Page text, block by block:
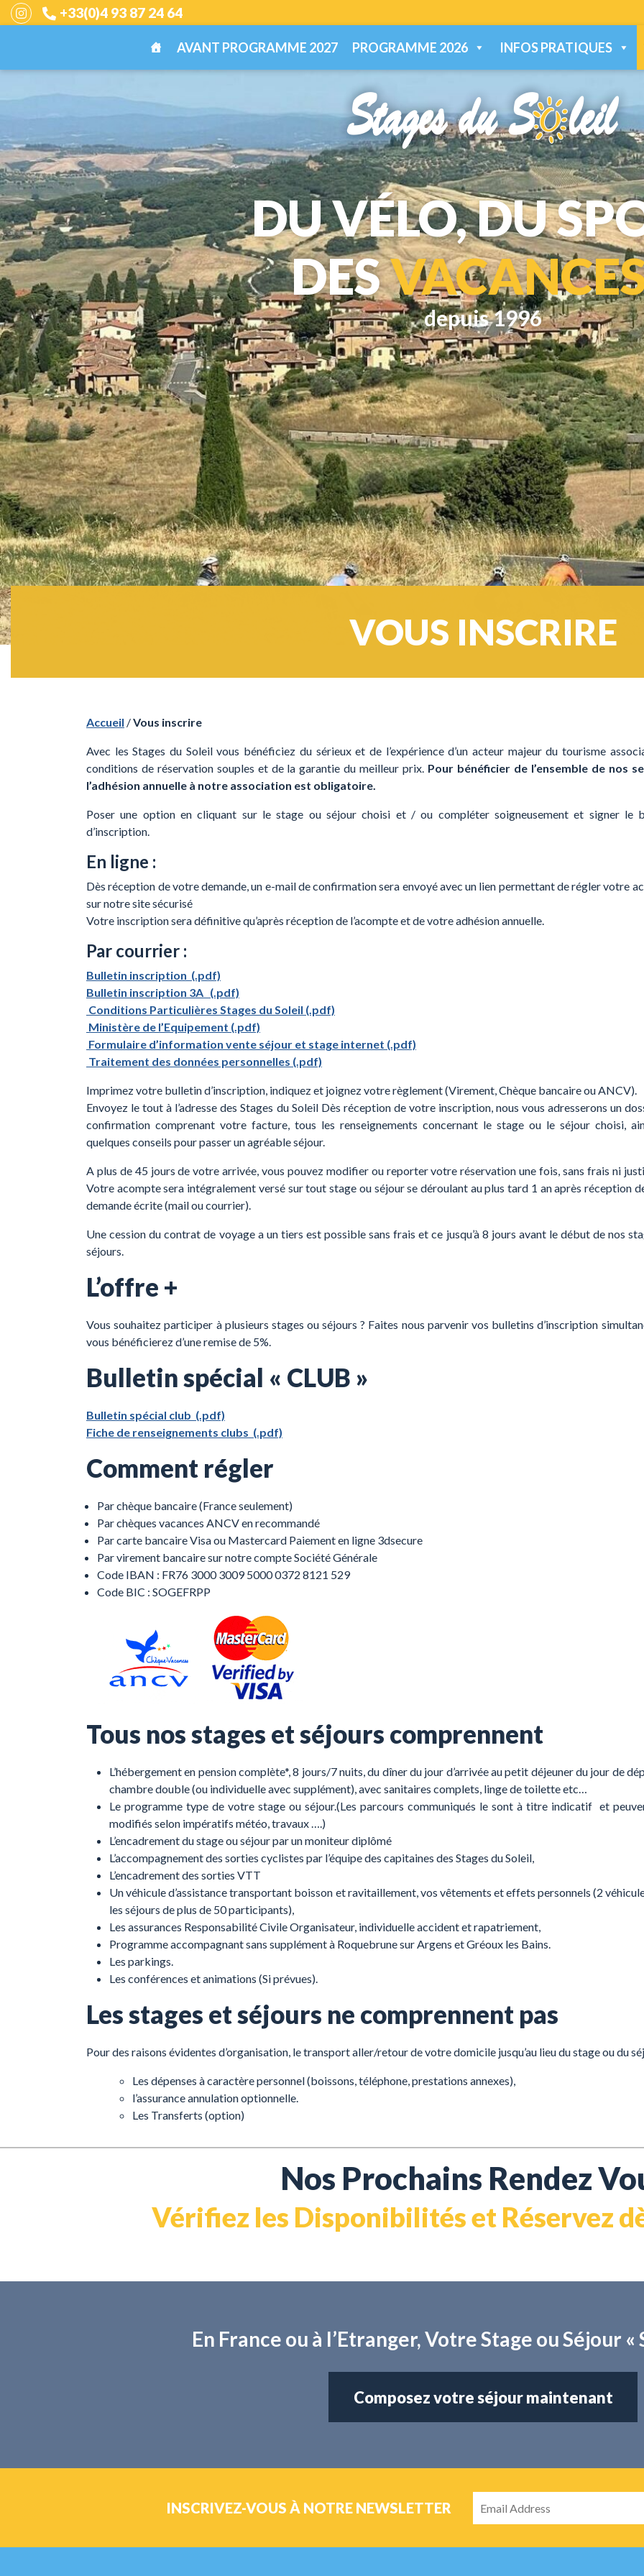
+33(0)4 93 87 24 64
AVANT PROGRAMME 2027 PROGRAMME 2026 INFOS PRATIQUES
DU VÉLO, DU
DES
depuis 1996
VOUS INSCRIRE
Accueil /Vous inscrire
Avec les Stages du Soleil vous bénéficiez du sérieux et de l’expérience d’un acteur majeur du tourisme
conditions de réservation souples et de la garantie du meilleur prix. Pour bénéficier de l’ensemble de nos
l’adhésion annuelle à notre association est obligatoire.
Poser une option en cliquant sur le stage ou séjour choisi et / ou compléter soigneusement et signer le
d’inscription.
En ligne :
Dès réception de votre demande, un e-mail de confirmation sera envoyé avec un lien permettant de régler votre
sur notre site sécurisé
Votre inscription sera définitive qu’après réception de l’acompte et de votre adhésion annuelle.
Par courrier :
Bulletin inscription (.pdf)
Bulletin inscription 3A (.pdf)
Conditions Particulières Stages du Soleil (.pdf)
Ministère de l’Equipement (.pdf)
Formulaire d’information vente séjour et stage internet (.pdf)
Traitement des données personnelles (.pdf)
Imprimez votre bulletin d’inscription, indiquez et joignez votre règlement (Virement, Chèque bancaire ou ANCV).
Envoyez le tout à l’adresse des Stages du Soleil Dès réception de votre inscription, nous vous adresserons un
confirmation comprenant votre facture, tous les renseignements concernant le stage ou le séjour choisi,
quelques conseils pour passer un agréable séjour.
A plus de 45 jours de votre arrivée, vous pouvez modifier ou reporter votre réservation une fois, sans frais ni
Votre acompte sera intégralement versé sur tout stage ou séjour se déroulant au plus tard 1 an après réception
demande écrite (mail ou courrier).
Une cession du contrat de voyage a un tiers est possible sans frais et ce jusqu’à 8 jours avant le début de nos
séjours.
L’offre +
Vous souhaitez participer à plusieurs stages ou séjours ? Faites nous parvenir vos bulletins d’inscription
vous bénéficierez d’une remise de 5%.
Bulletin spécial « CLUB »
Bulletin spécial club (.pdf)
Fiche de renseignements clubs (.pdf)
Comment régler
Par chèque bancaire (France seulement)
Par chèques vacances ANCV en recommandé
Par carte bancaire Visa ou Mastercard Paiement en ligne 3dsecure
Par virement bancaire sur notre compte Société Générale
Code IBAN : FR76 3000 3009 5000 0372 8121 529
Code BIC : SOGEFRPP
Tous nos stages et séjours comprennent
L’hébergement en pension complète*, 8 jours/7 nuits, du dîner du jour d’arrivée au petit déjeuner du jour de
chambre double (ou individuelle avec supplément), avec sanitaires complets, linge de toilette etc…
Le programme type de votre stage ou séjour.(Les parcours communiqués le sont à titre indicatif et
modifiés selon impératifs météo, travaux ….)
L’encadrement du stage ou séjour par un moniteur diplômé
L’accompagnement des sorties cyclistes par l’équipe des capitaines des Stages du Soleil,
L’encadrement des sorties VTT
Un véhicule d’assistance transportant boisson et ravitaillement, vos vêtements et effets personnels (2
les séjours de plus de 50 participants),
Les assurances Responsabilité Civile Organisateur, individuelle accident et rapatriement,
Programme accompagnant sans supplément à Roquebrune sur Argens et Gréoux les Bains.
Les parkings.
Les conférences et animations (Si prévues).
Les stages et séjours ne comprennent pas
Pour des raisons évidentes d’organisation, le transport aller/retour de votre domicile jusqu’au lieu du stage ou du
Les dépenses à caractère personnel (boissons, téléphone, prestations annexes),
l’assurance annulation optionnelle.
Les Transferts (option)
Nos Prochains Rendez
Vérifiez les Disponibilités et Réservez
En France ou à l’Etranger, Votre Stage ou Séjour «
Composez votre séjour maintenant
INSCRIVEZ-VOUS À NOTRE NEWSLETTER